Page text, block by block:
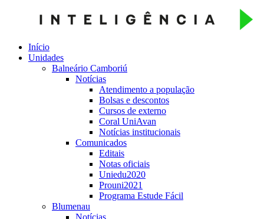
Início
Unidades
Balneário Camboriú
Notícias
Atendimento a população
Bolsas e descontos
Cursos de externo
Coral UniAvan
Notícias institucionais
Comunicados
Editais
Notas oficiais
Uniedu2020
Prouni2021
Programa Estude Fácil
Blumenau
Notícias